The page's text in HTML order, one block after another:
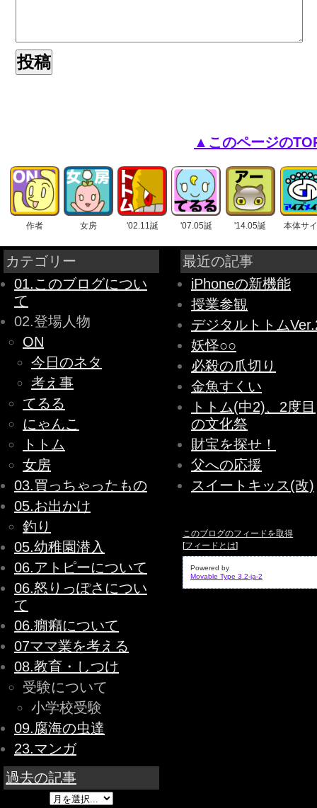
▲このページの
作者 女房 '02.11誕 '07.05誕 '14.05誕 本体サ
カテゴリー
01.このブログについ
て
02.登場人物
ON
今日のネタ
考え事
てるる
にゃんこ
トトム
女房
03.買っちゃったもの
05.お出かけ
釣り
05.幼稚園潜入
06.アトピーについて
06.怒りっぽさについ
て
06.癇癪について
07ママ業を考える
08.教育・しつけ
受験について
小学校受験
09.腐海の虫達
23.マンガ
過去の記事
最近の記事
iPhoneの新機能
授業参観
デジタルトトム
妖怪○○
必殺の爪切り
金魚すくい
トトム(中2)、2度目
の文化祭
財宝を探せ！
父への応援
スイートキッス(改)
このブログのフィードを取得
[フィードとは]
Powered by
Movable Type 3.2-ja-2